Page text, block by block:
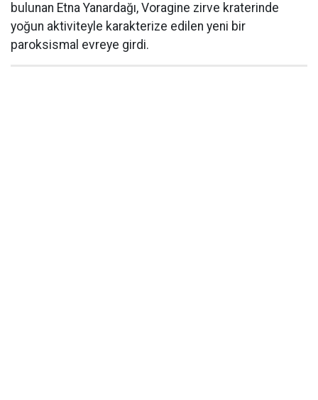
bulunan Etna Yanardağı, Voragine zirve kraterinde
yoğun aktiviteyle karakterize edilen yeni bir
paroksismal evreye girdi.